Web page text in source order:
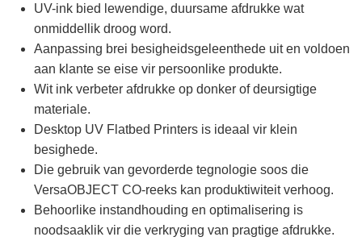
UV-ink bied lewendige, duursame afdrukke wat
onmiddellik droog word.
Aanpassing brei besigheidsgeleenthede uit en voldoen
aan klante se eise vir persoonlike produkte.
Wit ink verbeter afdrukke op donker of deursigtige
materiale.
Desktop UV Flatbed Printers is ideaal vir klein
besighede.
Die gebruik van gevorderde tegnologie soos die
VersaOBJECT CO-reeks kan produktiwiteit verhoog.
Behoorlike instandhouding en optimalisering is
noodsaaklik vir die verkryging van pragtige afdrukke.